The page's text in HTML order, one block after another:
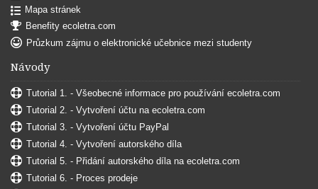
Mapa stránek
Benefity ecoletra.com
Průzkum zájmu o elektronické učebnice mezi studenty
Návody
Tutorial 1. - Všeobecné informace pro používání ecoletra.com
Tutorial 2. - Vytvoření účtu na ecoletra.com
Tutorial 3. - Vytvoření účtu PayPal
Tutorial 4. - Vytvoření autorského díla
Tutorial 5. - Přidání autorského díla na ecoletra.com
Tutorial 6. - Proces prodeje